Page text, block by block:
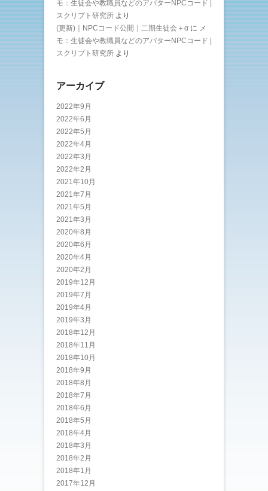
モ：生徒会や教職員などのアバターNPCコード |
スクリプト研究所 より
(更新)｜NPCコード公開｜二期生徒会＋α に メ
モ：生徒会や教職員などのアバターNPCコード |
スクリプト研究所 より
アーカイブ
2022年9月
2022年6月
2022年5月
2022年4月
2022年3月
2022年2月
2021年10月
2021年7月
2021年5月
2021年3月
2020年8月
2020年6月
2020年4月
2020年2月
2019年12月
2019年7月
2019年4月
2019年3月
2018年12月
2018年11月
2018年10月
2018年9月
2018年8月
2018年7月
2018年6月
2018年5月
2018年4月
2018年3月
2018年2月
2018年1月
2017年12月